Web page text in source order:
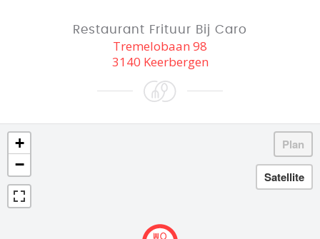
Restaurant Frituur Bij Caro
Tremelobaan 98
3140 Keerbergen
+
−